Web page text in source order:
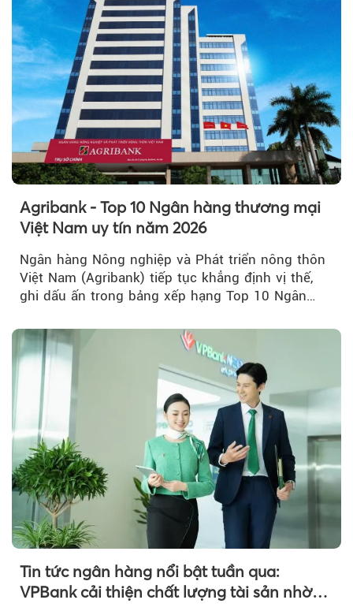
Agribank - Top 10 Ngân hàng thương mại
Việt Nam uy tín năm 2026
Ngân hàng Nông nghiệp và Phát triển nông thôn
Việt Nam (Agribank) tiếp tục khẳng định vị thế,
ghi dấu ấn trong bảng xếp hạng Top 10 Ngân
Tin tức ngân hàng nổi bật tuần qua:
VPBank cải thiện chất lượng tài sản nhờ